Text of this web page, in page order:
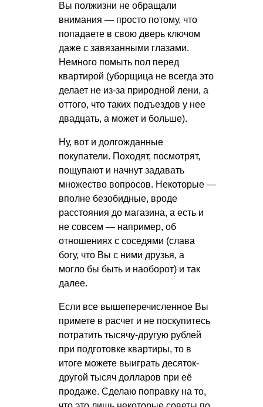
Вы полжизни не обращали
внимания — просто потому, что
попадаете в свою дверь ключом
даже с завязанными глазами.
Немного помыть пол перед
квартирой (уборщица не всегда это
делает не из-за природной лени, а
оттого, что таких подъездов у нее
двадцать, а может и больше).
Ну, вот и долгожданные
покупатели. Походят, посмотрят,
пощупают и начнут задавать
множество вопросов. Некоторые —
вполне безобидные, вроде
расстояния до магазина, а есть и
не совсем — например, об
отношениях с соседями (слава
богу, что Вы с ними друзья, а
могло бы быть и наоборот) и так
далее.
Если все вышеперечисленное Вы
примете в расчет и не поскупитесь
потратить тысячу-другую рублей
при подготовке квартиры, то в
итоге можете выиграть десяток-
другой тысяч долларов при её
продаже. Сделаю поправку на то,